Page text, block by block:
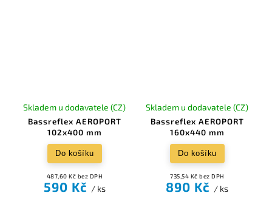
Bassreflex AEROPORT
102x400 mm
Skladem u dodavatele (CZ)
487,60 Kč bez DPH
590 Kč / ks
Do košíku
Bassreflex AEROPORT
160x440 mm
Skladem u dodavatele (CZ)
735,54 Kč bez DPH
890 Kč / ks
Do košíku